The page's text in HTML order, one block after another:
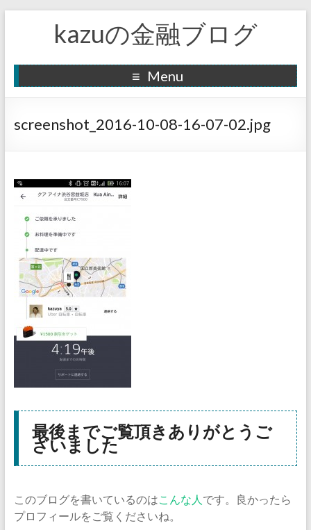
kazuの金融ブログ
Menu
screenshot_2016-10-08-16-07-02.jpg
最後までご覧頂きありがとうご
ざいました
このブログを書いているのはこんな人 です。良かったら
プロフィールをご覧くださいね。